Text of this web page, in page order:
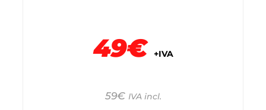
49€ +IVA
59€ IVA incl.